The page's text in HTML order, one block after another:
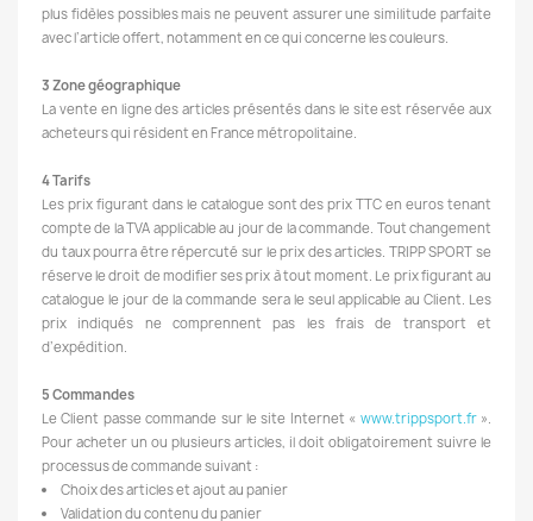
plus fidèles possibles mais ne peuvent assurer une similitude parfaite
avec l’article offert, notamment en ce qui concerne les couleurs.
3 Zone géographique
La vente en ligne des articles présentés dans le site est réservée aux
acheteurs qui résident en France métropolitaine.
4 Tarifs
Les prix figurant dans le catalogue sont des prix TTC en euros tenant
compte de la TVA applicable au jour de la commande. Tout changement
du taux pourra être répercuté sur le prix des articles. TRIPP SPORT se
réserve le droit de modifier ses prix à tout moment. Le prix figurant au
catalogue le jour de la commande sera le seul applicable au Client. Les
prix indiqués ne comprennent pas les frais de transport et
d’expédition.
5 Commandes
Le Client passe commande sur le site Internet « www.trippsport.fr».
Pour acheter un ou plusieurs articles, il doit obligatoirement suivre le
processus de commande suivant :
Choix des articles et ajout au panier
Validation du contenu du panier